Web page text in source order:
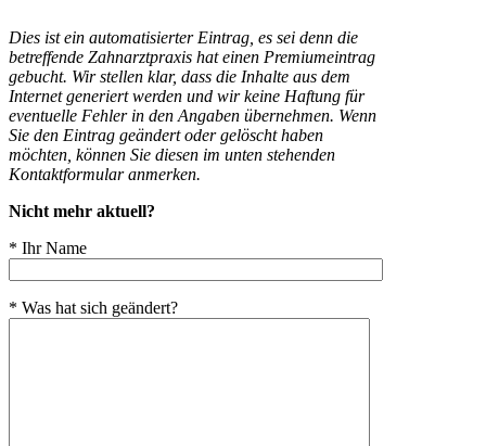
Dies ist ein automatisierter Eintrag, es sei denn die
betreffende Zahnarztpraxis hat einen Premiumeintrag
gebucht. Wir stellen klar, dass die Inhalte aus dem
Internet generiert werden und wir keine Haftung für
eventuelle Fehler in den Angaben übernehmen. Wenn
Sie den Eintrag geändert oder gelöscht haben
möchten, können Sie diesen im unten stehenden
Kontaktformular anmerken.
Nicht mehr aktuell?
* Ihr Name
* Was hat sich geändert?